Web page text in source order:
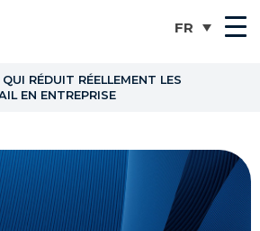
QUI RÉDUIT RÉELLEMENT LES
EN ENTREPRISE